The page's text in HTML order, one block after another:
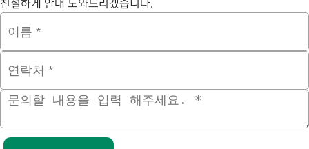
친절하게 안내 도와드리겠습니다.